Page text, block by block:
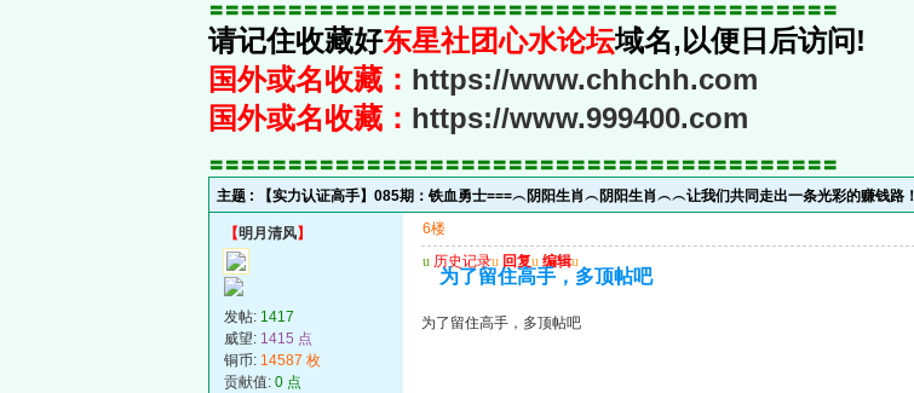
〓〓〓〓〓〓〓〓〓〓〓〓〓〓〓〓〓〓〓〓〓〓〓〓〓〓〓〓〓〓〓〓〓〓〓〓〓〓〓〓
请记住收藏好东星社团心水论坛域名,以便日后访问!
国外或名收藏： https://www.chhchh.com
国外或名收藏： https://www.999400.com
〓〓〓〓〓〓〓〓〓〓〓〓〓〓〓〓〓〓〓〓〓〓〓〓〓〓〓〓〓〓〓〓〓〓〓〓〓〓〓〓
主题 : 【实力认证高手】085期：铁血勇士===︵阴阳生肖︵阴阳生肖︵︵让我们共同走出一条光彩的赚钱路！
【明月清风】
发帖: 1417
威望: 1415 点
铜币: 14587 枚
贡献值: 0 点
6楼
u 历史记录u 回复u 编辑u
为了留住高手，多顶帖吧
为了留住高手，多顶帖吧